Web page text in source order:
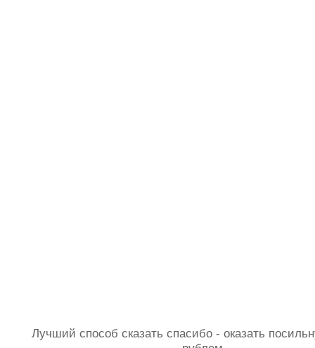
Лучший способ сказать спасибо - оказать